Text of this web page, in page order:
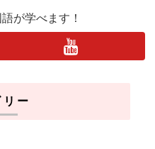
が学べます！
リー